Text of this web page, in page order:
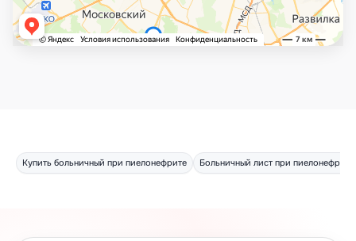
Купить больничный при пиелонефрите Больничный лист при пиелонефрите